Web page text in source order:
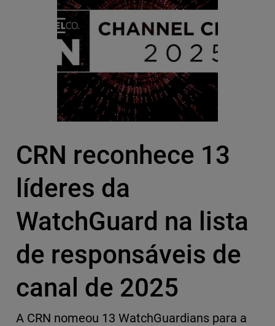
CRN reconhece 13
líderes da
WatchGuard na lista
de responsáveis de
canal de 2025
A CRN nomeou 13 WatchGuardians para a